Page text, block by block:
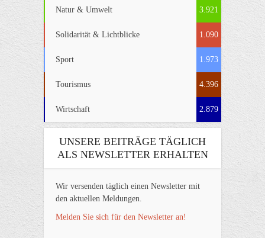
Natur & Umwelt 3.921
Solidarität & Lichtblicke 1.090
Sport 1.973
Tourismus 4.396
Wirtschaft 2.879
UNSERE BEITRÄGE TÄGLICH
ALS NEWSLETTER ERHALTEN
Wir versenden täglich einen Newsletter mit
den aktuellen Meldungen.
Melden Sie sich für den Newsletter an!